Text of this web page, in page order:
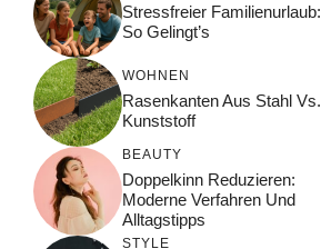
Stressfreier Familienurlaub:
So Gelingt’s
WOHNEN
Rasenkanten Aus Stahl Vs.
Kunststoff
BEAUTY
Doppelkinn Reduzieren:
Moderne Verfahren Und
Alltagstipps
STYLE